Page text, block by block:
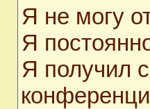
Я не могу
Я
Я получил